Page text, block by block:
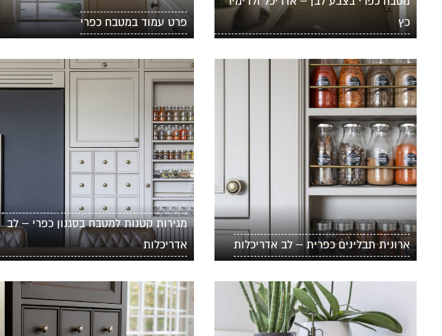
כץ
פרט עמוד במטבח כפרי
ארונית תבלינים כפרית – לב אדריכלות
מגירות קטנות למטבח בסגנון כפרי – לב
אדריכלות